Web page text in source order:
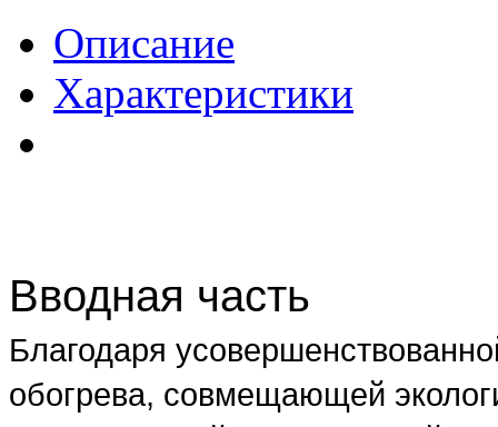
Описание
Характеристики
Вводная часть
Благодаря
обогрева, совмещающей